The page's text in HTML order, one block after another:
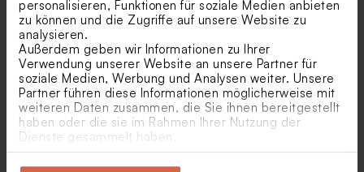
personalisieren, Funktionen für soziale Medien anbieten
zu können und die Zugriffe auf unsere Website zu
analysieren.
Außerdem geben wir Informationen zu Ihrer
Verwendung unserer Website an unsere Partner für
soziale Medien, Werbung und Analysen weiter. Unsere
Partner führen diese Informationen möglicherweise mit
weiteren Daten zusammen, die Sie ihnen bereitgestellt
haben oder die sie im Rahmen Ihrer Nutzung der
Dienste gesammelt haben.